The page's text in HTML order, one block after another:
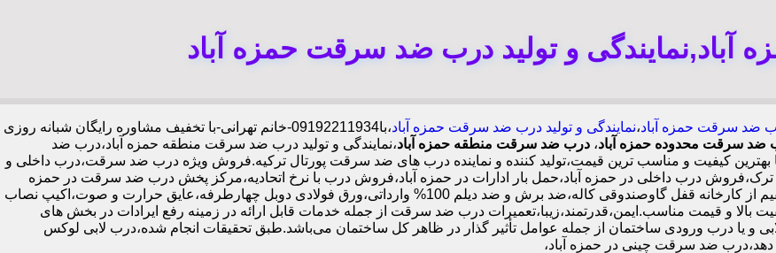
و تولید درب ضد سرقت حمزه آباد
ضد سرقت حمزه آباد،نمایندگی و تولید درب ضد سرقت حمزه آباد،با
09192211934-خانم تهرانی-با تخفیف مشاوره رایگان شبانه روزی
ضد سرقت محدوده حمزه آباد، درب ضد سرقت منطقه حمزه آباد،نمایندگی و تولید درب ضد سرقت منطقه حمزه آباد،درب ضد
کیفیت و مناسب ترین قیمت،تولید کننده و نماینده درب های ضد سرقت پورتال ترکیه.فروش ویژه درب ضد سرقت،درب داخلی و
درب داخلی در حمزه آباد،حمل بار ادارات در حمزه آباد،فروش درب با نرخ اتحادیه،مرکز پخش درب ضد سرقت در حمزه
آباد،فروش درب لابی در حمزه آباد،ایمن ترین درب ضد سرقت-خرید مستقیم از کارخانه قفل گاوصندوقی کاله،ضد برش و ضد دیلم 100% وارداتی،ورق فولادی دوبل چهارطرفه،عایق حرارت و صوت،اکیپ نصاب
2 ساله،نصب 2 ساعته.بیش از 9 سال سابقه.کیفیت بالا و قیمت مناسب.ایمن،قدرتمند،زیبا،تعمیرات درب ضد سرقت از جمله خدمات قابل ارائه در زمینه رفع ایرادات در بخش های
یا درب ورودی ساختمان از جمله عوامل تأثیر گذار در ظاهر کل ساختمان می‌باشد.طبق تحقیقات انجام شده،درب لابی لوکس